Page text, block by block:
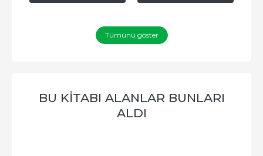
Tümünü göster
BU KITABI ALANLAR BUNLARI
ALDI